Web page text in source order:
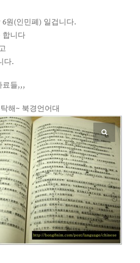
원(인민폐) 일겁니다.
합니다
다.
료들,,,
해~ 북경언어대